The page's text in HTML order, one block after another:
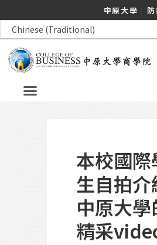
中原大學
本校國際
生自拍介
中原大學
精采